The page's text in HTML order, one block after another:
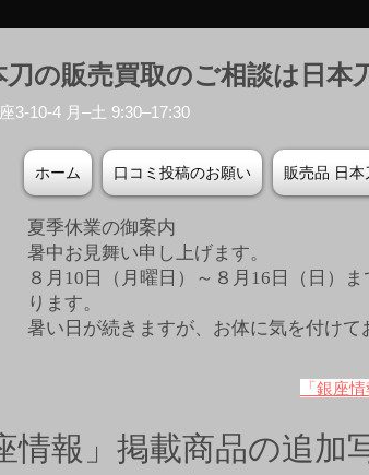
刀の販売買取のご相談は日本
3-10-4 月–土 9:30–17:30
ホーム 口コミ投稿のお願い 販売品 日本
夏季休業の御案内
暑中お見舞い申し上げます。
８月10日（月曜日）～８月16日（日）
ります。
暑い日が続きますが、お体に気を付けて
「銀座情
情報」掲載商品の追加